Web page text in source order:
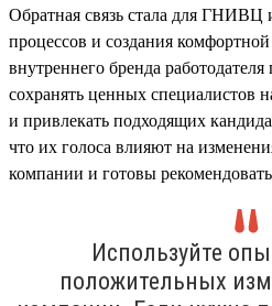
Обратная связь стала для ГНИВЦ
процессов и создания
внутреннего бренда
сохранять ценных специалистов
и привлекать подходящих
что их голоса влияют на
компании и готовы
Используйте
положительных